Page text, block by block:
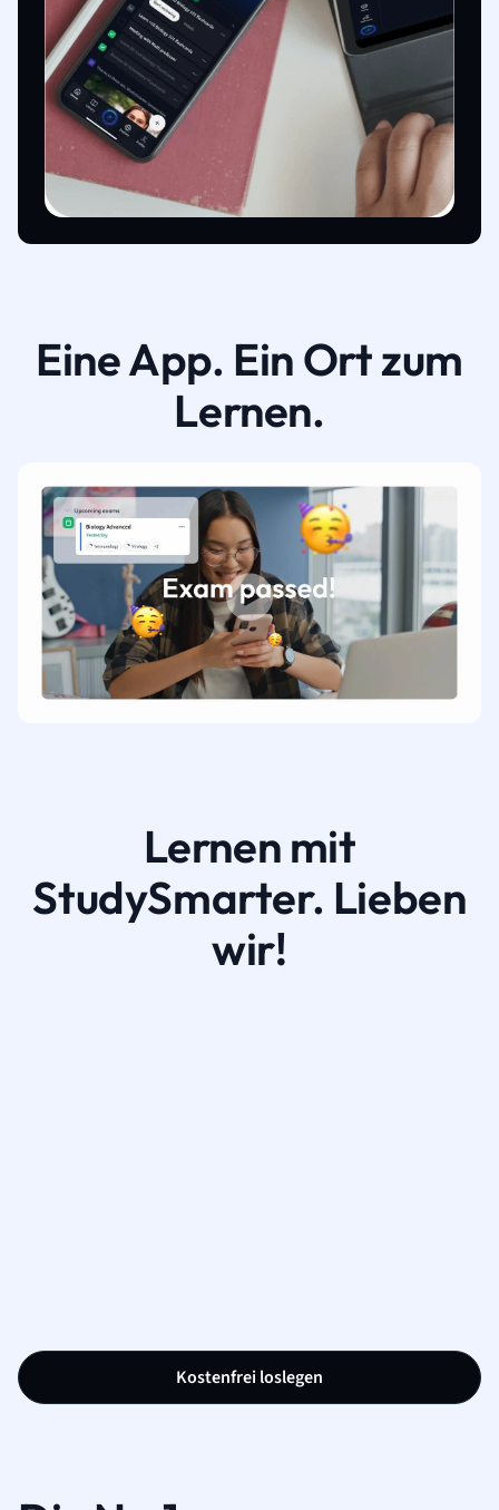
Eine App. Ein Ort zum
Lernen.
Lernen mit
StudySmarter. Lieben
wir!
Kostenfrei loslegen